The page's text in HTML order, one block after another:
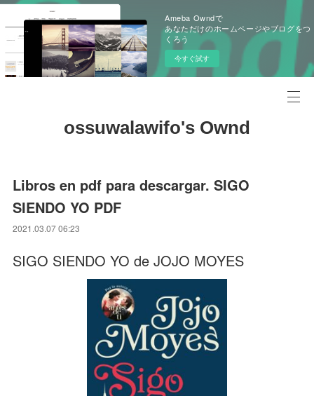
Ameba Owndで
あなただけのホームページやブログをつ
くろう
今すぐ試す
ossuwalawifo's Ownd
Libros en pdf para descargar. SIGO
SIENDO YO PDF
2021.03.07 06:23
SIGO SIENDO YO de JOJO MOYES